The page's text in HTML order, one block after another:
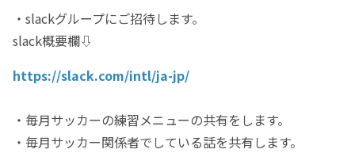
・slackグループにご招待します。
slack概要欄⇩
https://slack.com/intl/ja-jp/
・毎月サッカーの練習メニューの共有をします。
・毎月サッカー関係者でしている話を共有します。